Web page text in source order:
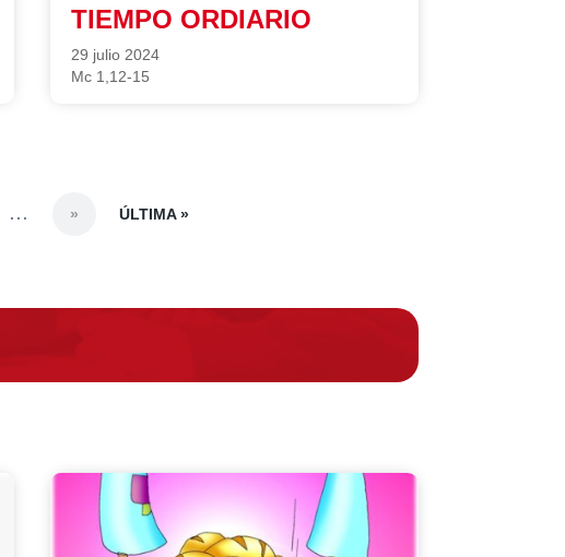
TIEMPO ORDIARIO
29 julio 2024
Mc 1,12-15
... » ÚLTIMA »